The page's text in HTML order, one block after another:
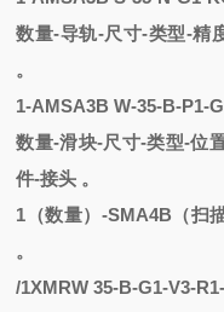
数量-导轨-尺寸-类型-精
。
1-AMSA3B W-35-B-P1-
数量-滑块-尺寸-类型-位
件-接头 。
1（数量）-SMA4B（扫
。
/1XMRW 35-B-G1-V3-